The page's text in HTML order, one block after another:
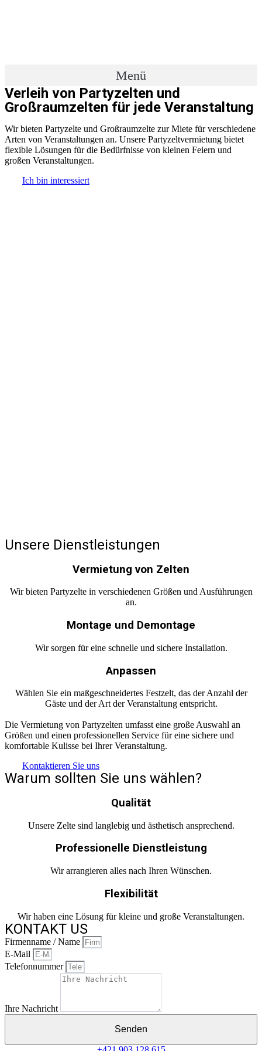
Menü
Verleih von Partyzelten und
Großraumzelten für jede Veranstaltung
Wir bieten Partyzelte und Großraumzelte zur Miete für verschiedene
Arten von Veranstaltungen an. Unsere Partyzeltvermietung bietet
flexible Lösungen für die Bedürfnisse von kleinen Feiern und
großen Veranstaltungen.
Ich bin interessiert
Unsere Dienstleistungen
Vermietung von Zelten
Wir bieten Partyzelte in verschiedenen Größen und Ausführungen
an.
Montage und Demontage
Wir sorgen für eine schnelle und sichere Installation.
Anpassen
Wählen Sie ein maßgeschneidertes Festzelt, das der Anzahl der
Gäste und der Art der Veranstaltung entspricht.
Die Vermietung von Partyzelten umfasst eine große Auswahl an
Größen und einen professionellen Service für eine sichere und
komfortable Kulisse bei Ihrer Veranstaltung.
Kontaktieren Sie uns
Warum sollten Sie uns wählen?
Qualität
Unsere Zelte sind langlebig und ästhetisch ansprechend.
Professionelle Dienstleistung
Wir arrangieren alles nach Ihren Wünschen.
Flexibilität
Wir haben eine Lösung für kleine und große Veranstaltungen.
KONTAKT US
Firmenname / Name
E-Mail
Telefonnummer
Ihre Nachricht
Senden